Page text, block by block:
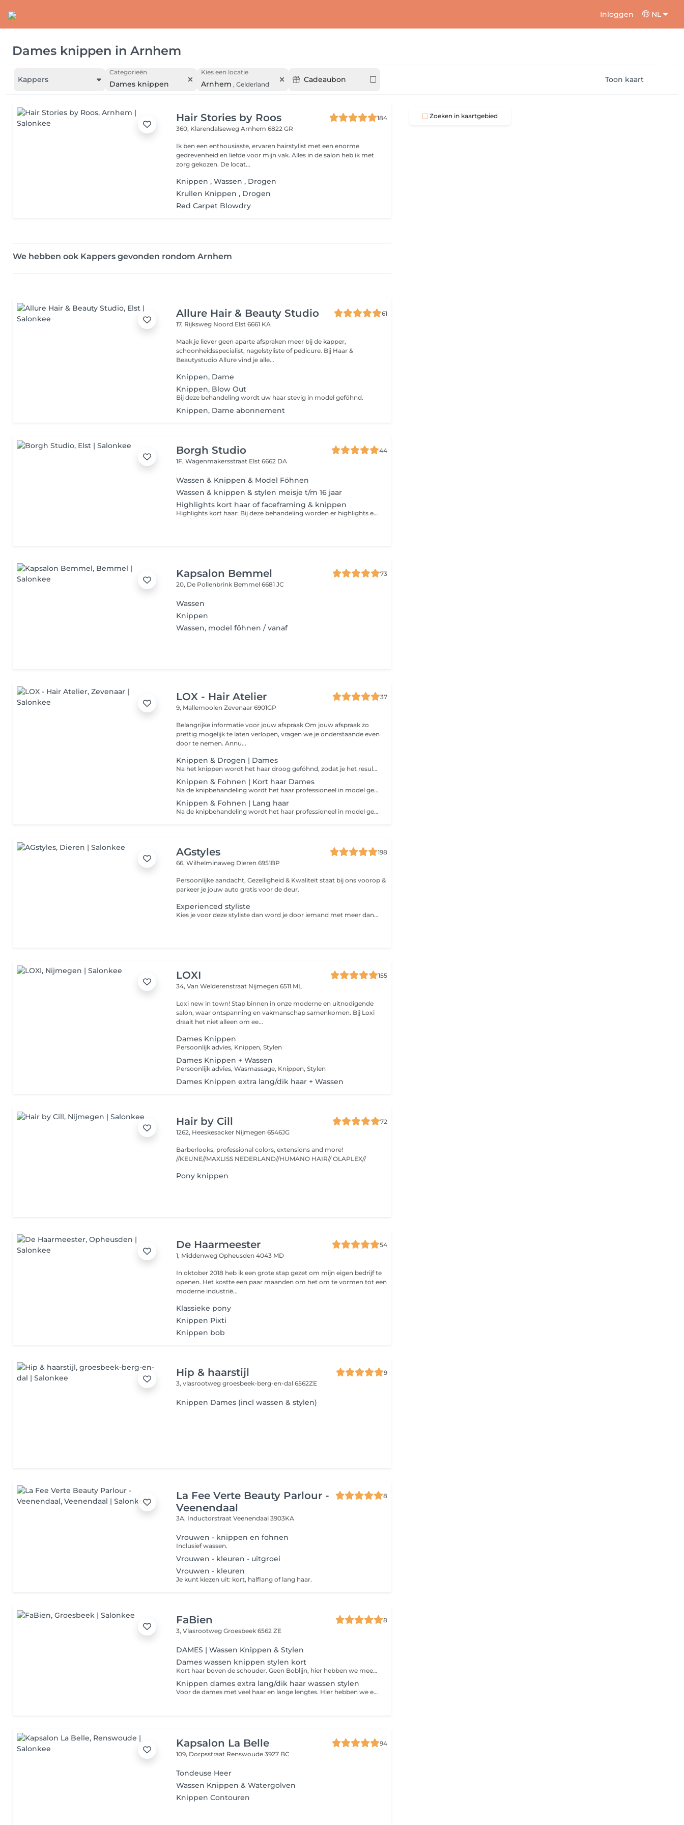
Inloggen NL
Dames knippen in Arnhem
Kappers
Categorieën
Dames knippen
Kies een locatie
Arnhem , Gelderland
Cadeaubon Toon kaart
Hair Stories by Roos
184
360, KlarendalsewegArnhem 6822 GR
Ik ben een enthousiaste, ervaren hairstylist met een enorme
gedrevenheid en liefde voor mijn vak. Alles in de salon heb ik met
zorg gekozen. De locat...
Knippen , Wassen , Drogen
Krullen Knippen , Drogen
Red Carpet Blowdry
We hebben ook Kappers gevonden rondom Arnhem
Allure Hair & Beauty Studio
61
17, Rijksweg Noord Elst 6661 KA
Maak je liever geen aparte afspraken meer bij de kapper,
schoonheidsspecialist, nagelstyliste of pedicure. Bij Haar &
Beautystudio Allure vind je alle...
Knippen, Dame
Knippen, Blow Out
Bij deze behandeling wordt uw haar stevig in model geföhnd.
Knippen, Dame abonnement
Borgh Studio
44
1F, Wagenmakersstraat Elst 6662 DA
Wassen & Knippen & Model Föhnen
Wassen & knippen & stylen meisje t/m 16 jaar
Highlights kort haar of faceframing & knippen
Highlights kort haar: Bij deze behandeling worden er highlights en/of lowlights geplaatst op de scalp en langs de zijkanten bij haren korter dan schouderlengte. Faceframing highlights: Bij deze behandeling worden er alleen highlights rondom de contouren van het haar gezet, voor een frisse look alleen aan de voorkant.
Kapsalon Bemmel
73
20, De Pollenbrink Bemmel 6681 JC
Wassen
Knippen
Wassen, model föhnen / vanaf
LOX - Hair Atelier
37
9, MallemoolenZevenaar 6901GP
Belangrijke informatie voor jouw afspraak Om jouw afspraak zo
prettig mogelijk te laten verlopen, vragen we je onderstaande even
door te nemen. Annu...
Knippen & Drogen | Dames
Na het knippen wordt het haar droog geföhnd, zodat je het resultaat van de coupe goed kunt zien. Het haar wordt niet in model geföhnd of afgewerkt met styling.
Knippen & Fohnen | Kort haar Dames
Na de knipbehandeling wordt het haar professioneel in model geföhnd, zodat het kapsel optimaal tot zijn recht komt en je de salon verzorgd verlaat.
Knippen & Fohnen | Lang haar
Na de knipbehandeling wordt het haar professioneel in model geföhnd, zodat het kapsel optimaal tot zijn recht komt en je de salon verzorgd verlaat.
AGstyles
198
66, Wilhelminaweg Dieren 6951BP
Persoonlijke aandacht, Gezelligheid & Kwaliteit staat bij ons voorop &
parkeer je jouw auto gratis voor de deur.
Experienced styliste
Kies je voor deze styliste dan word je door iemand met meer dan 10jaar ervaring geholpen.
LOXI
155
34, Van Welderenstraat Nijmegen 6511 ML
Loxi new in town! Stap binnen in onze moderne en uitnodigende
salon, waar ontspanning en vakmanschap samenkomen. Bij Loxi
draait het niet alleen om ee...
Dames Knippen
Persoonlijk advies, Knippen, Stylen
Dames Knippen + Wassen
Persoonlijk advies, Wasmassage, Knippen, Stylen
Dames Knippen extra lang/dik haar + Wassen
Hair by Cill
72
1262, Heeskesacker Nijmegen 6546JG
Barberlooks, professional colors, extensions and more!
//KEUNE//MAXLISS NEDERLAND//HUMANO HAIR// OLAPLEX//
Pony knippen
De Haarmeester
54
1, MiddenwegOpheusden 4043 MD
In oktober 2018 heb ik een grote stap gezet om mijn eigen bedrijf te
openen. Het kostte een paar maanden om het om te vormen tot een
moderne industrië...
Klassieke pony
Knippen Pixti
Knippen bob
Hip & haarstijl
9
3, vlasrootweggroesbeek-berg-en-dal 6562ZE
Knippen Dames (incl wassen & stylen)
La Fee Verte Beauty Parlour -
Veenendaal
8
3A, InductorstraatVeenendaal 3903KA
Vrouwen - knippen en föhnen
Inclusief wassen.
Vrouwen - kleuren - uitgroei
Vrouwen - kleuren
Je kunt kiezen uit: kort, halflang of lang haar.
FaBien
8
3, VlasrootwegGroesbeek 6562 ZE
DAMES | Wassen Knippen & Stylen
Dames wassen knippen stylen kort
Kort haar boven de schouder. Geen Boblijn, hier hebben we meer tijd voor nodig.
Knippen dames extra lang/dik haar wassen stylen
Voor de dames met veel haar en lange lengtes. Hier hebben we extra tijd voor om het gewenste resultaat te kunnen geven die je van ons gewend bent.
Kapsalon La Belle
94
109, Dorpsstraat Renswoude 3927 BC
Tondeuse Heer
Wassen Knippen & Watergolven
Knippen Contouren
Zoeken in kaartgebied